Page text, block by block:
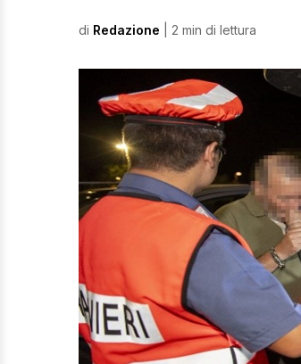
di Redazione | 2 min di lettura